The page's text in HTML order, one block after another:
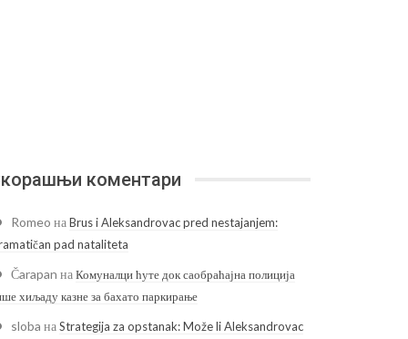
коментари
Romeo наBrus i Aleksandrovac pred nestajanjem:
pad nataliteta
Čarapan наКомуналци ћуте док саобраћајна полиција
хиљаду казне за бахато паркирање
sloba наStrategija za opstanak: Može li Aleksandrovac